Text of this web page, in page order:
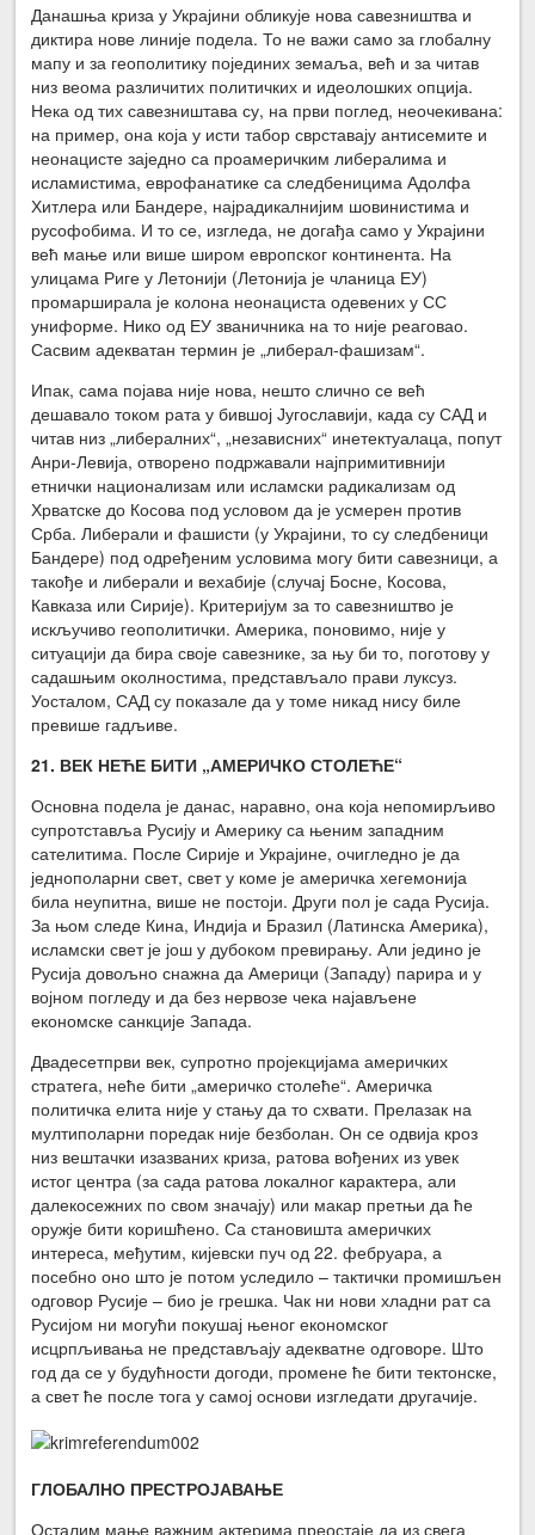
Данашња криза у Украјини обликује нова савезништва и
диктира нове линије подела. То не важи само за глобалну
мапу и за геополитику појединих земаља, већ и за читав
низ веома различитих политичких и идеолошких опција.
Нека од тих савезништава су, на први поглед, неочекивана:
на пример, она која у исти табор сврставају антисемите и
неонацисте заједно са проамеричким либералима и
исламистима, еврофанатике са следбеницима Адолфа
Хитлера или Бандере, најрадикалнијим шовинистима и
русофобима. И то се, изгледа, не догађа само у Украјини
већ мање или више широм европског континента. На
улицама Риге у Летонији (Летонија је чланица ЕУ)
промарширала је колона неонациста одевених у СС
униформе. Нико од ЕУ званичника на то није реаговао.
Сасвим адекватан термин је „либерал-фашизам“.
Ипак, сама појава није нова, нешто слично се већ
дешавало током рата у бившој Југославији, када су САД и
читав низ „либералних“, „независних“ инетектуалаца, попут
Анри-Левија, отворено подржавали најпримитивнији
етнички национализам или исламски радикализам од
Хрватске до Косова под условом да је усмерен против
Срба. Либерали и фашисти (у Украјини, то су следбеници
Бандере) под одређеним условима могу бити савезници, а
такође и либерали и вехабије (случај Босне, Косова,
Кавказа или Сирије). Критеријум за то савезништво је
искључиво геополитички. Америка, поновимо, није у
ситуацији да бира своје савезнике, за њу би то, поготову у
садашњим околностима, представљало прави луксуз.
Уосталом, САД су показале да у томе никад нису биле
превише гадљиве.
21. ВЕК НЕЋЕ БИТИ „АМЕРИЧКО СТОЛЕЋЕ“
Основна подела је данас, наравно, она која непомирљиво
супротставља Русију и Америку са њеним западним
сателитима. После Сирије и Украјине, очигледно је да
једнополарни свет, свет у коме је америчка хегемонија
била неупитна, више не постоји. Други пол је сада Русија.
За њом следе Кина, Индија и Бразил (Латинска Америка),
исламски свет је још у дубоком превирању. Али једино је
Русија довољно снажна да Америци (Западу) парира и у
војном погледу и да без нервозе чека најављене
економске санкције Запада.
Двадесетпрви век, супротно пројекцијама америчких
стратега, неће бити „америчко столеће“. Америчка
политичка елита није у стању да то схвати. Прелазак на
мултиполарни поредак није безболан. Он се одвија кроз
низ вештачки изазваних криза, ратова вођених из увек
истог центра (за сада ратова локалног карактера, али
далекосежних по свом значају) или макар претњи да ће
оружје бити коришћено. Са становишта америчких
интереса, међутим, кијевски пуч од 22. фебруара, а
посебно оно што је потом уследило – тактички промишљен
одговор Русије – био је грешка. Чак ни нови хладни рат са
Русијом ни могући покушај њеног економског
исцрпљивања не представљају адекватне одговоре. Што
год да се у будућности догоди, промене ће бити тектонске,
а свет ће после тога у самој основи изгледати другачије.
ГЛОБАЛНО ПРЕСТРОЈАВАЊЕ
Осталим мање важним актерима преостаје да из свега